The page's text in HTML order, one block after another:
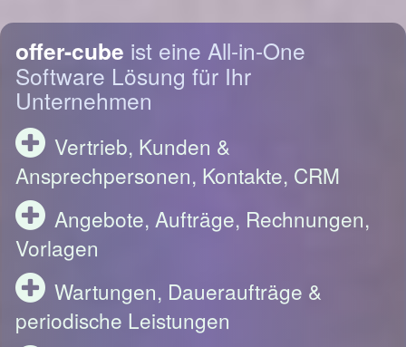
offer-cube ist eine All-in-One
Software Lösung für Ihr
Unternehmen
Vertrieb, Kunden &
Ansprechpersonen, Kontakte, CRM
Angebote, Aufträge, Rechnungen,
Vorlagen
Wartungen, Daueraufträge &
periodische Leistungen